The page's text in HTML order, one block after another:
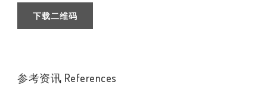
下载二维码
参考资讯 References